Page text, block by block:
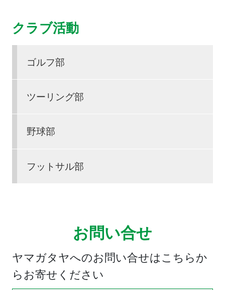
クラブ活動
ゴルフ部
ツーリング部
野球部
フットサル部
お問い合せ
ヤマガタヤへのお問い合せはこちらか
らお寄せください